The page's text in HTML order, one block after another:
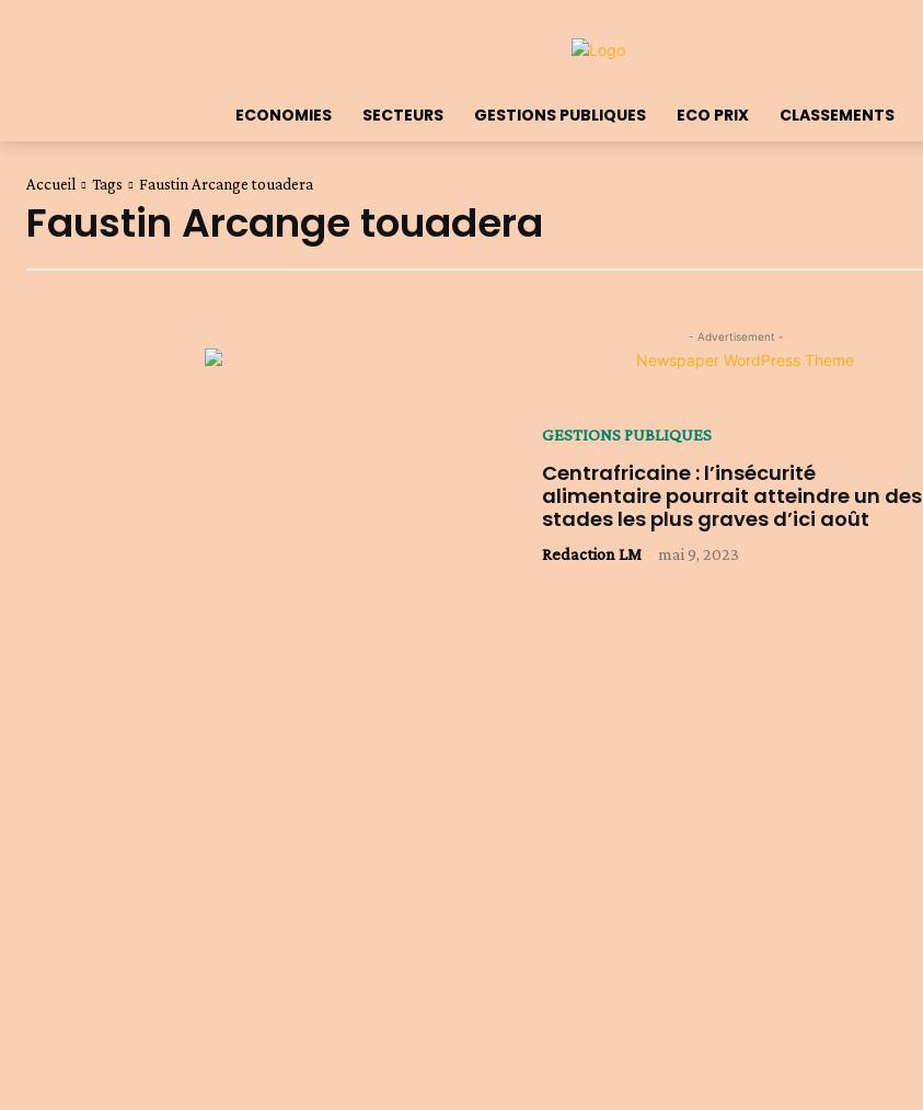
ECONOMIES SECTEURS GESTIONS PUBLIQUES ECO PRIX CLASSEMENTS
Accueil Tags Faustin Arcange touadera
Faustin Arcange touadera
- Advertisement -
GESTIONS PUBLIQUES
Centrafricaine : l’insécurité
alimentaire pourrait atteindre un des
stades les plus graves d’ici août
Redaction LM - mai 9, 2023